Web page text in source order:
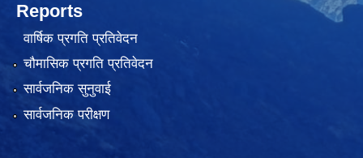
Reports
वार्षिक प्रगति प्रतिवेदन
चौमासिक प्रगति प्रतिवेदन
सार्वजनिक सुनुवाई
सार्वजनिक परीक्षण